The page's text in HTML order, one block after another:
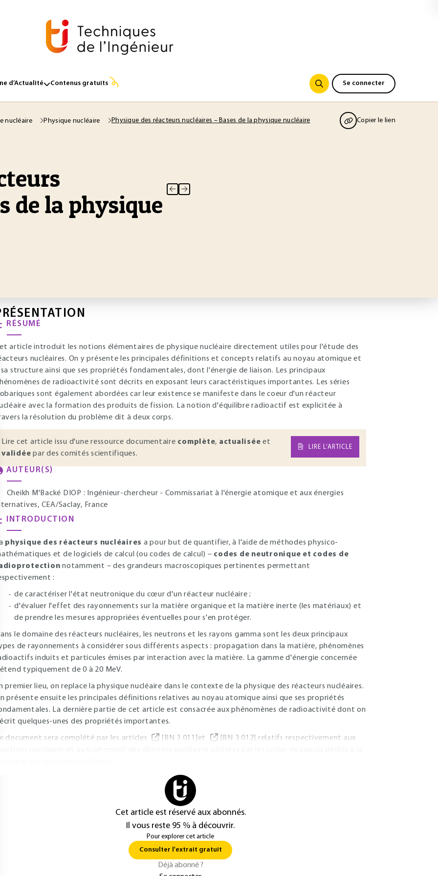
d’Actualité Contenus gratuits Se connecter
nucléaire Physique nucléaire Physique des réacteurs nucléaires – Bases de la physique nucléaire Copier le lien
de la physique
RÉSUMÉ
article introduit les notions élémentaires de physique nucléaire directement utiles pour l'étude des
nucléaires. On y présente les principales définitions et concepts relatifs au noyau atomique et
structure ainsi que ses propriétés fondamentales, dont l'énergie de liaison. Les principaux
de radioactivité sont décrits en exposant leurs caractéristiques importantes. Les séries
sont également abordées car leur existence se manifeste dans le coeur d'un réacteur
avec la formation des produits de fission. La notion d'équilibre radioactif est explicitée à
la résolution du problème dit à deux corps.
Lire cet article issu d'une ressource documentaire complète, actualisée et
validée par des comités scientifiques.
LIRE L’ARTICLE
AUTEUR(S)
Cheikh M'Backé DIOP : Ingénieur-chercheur - Commissariat à l'énergie atomique et aux énergies
CEA/Saclay, France
INTRODUCTION
physique des réacteurs nucléaires a pour but de quantifier, à l'aide de méthodes physico-
et de logiciels de calcul (ou codes de calcul) – codes de neutronique et codes de
notamment – des grandeurs macroscopiques pertinentes permettant
:
de caractériser l'état neutronique du cœur d'un réacteur nucléaire ;
d'évaluer l'effet des rayonnements sur la matière organique et la matière inerte (les matériaux) et
de prendre les mesures appropriées éventuelles pour s'en protéger.
le domaine des réacteurs nucléaires, les neutrons et les rayons gamma sont les deux principaux
de rayonnements à considérer sous différents aspects : propagation dans la matière, phénomènes
induits et particules émises par interaction avec la matière. La gamme d'énergie concernée
typiquement de 0 à 20 MeV.
premier lieu, on replace la physique nucléaire dans le contexte de la physique des réacteurs nucléaires.
présente ensuite les principales définitions relatives au noyau atomique ainsi que ses propriétés
La dernière partie de cet article est consacrée aux phénomènes de radioactivité dont on
quelques-unes des propriétés importantes.
document sera complété par les articles [BN 3 011]et
[BN 3 012] relatifs respectivement aux
Cet article est réservé aux abonnés.
Il vous reste 95 % à découvrir.
Pour explorer cet article
Consulter l'extrait gratuit
Déjà abonné ?